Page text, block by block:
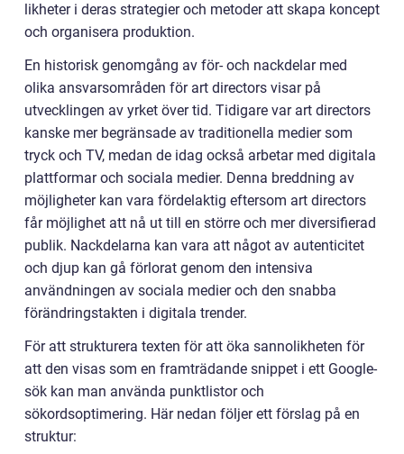
likheter i deras strategier och metoder att skapa koncept
och organisera produktion.
En historisk genomgång av för- och nackdelar med
olika ansvarsområden för art directors visar på
utvecklingen av yrket över tid. Tidigare var art directors
kanske mer begränsade av traditionella medier som
tryck och TV, medan de idag också arbetar med digitala
plattformar och sociala medier. Denna breddning av
möjligheter kan vara fördelaktig eftersom art directors
får möjlighet att nå ut till en större och mer diversifierad
publik. Nackdelarna kan vara att något av autenticitet
och djup kan gå förlorat genom den intensiva
användningen av sociala medier och den snabba
förändringstakten i digitala trender.
För att strukturera texten för att öka sannolikheten för
att den visas som en framträdande snippet i ett Google-
sök kan man använda punktlistor och
sökordsoptimering. Här nedan följer ett förslag på en
struktur: